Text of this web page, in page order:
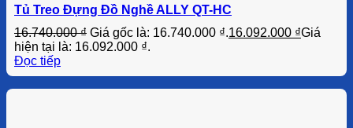
Tủ Treo Đựng Đồ Nghề ALLY QT-HC
16.740.000₫ Giá gốc là: 16.740.000 ₫.16.092.000 ₫Giá
hiện tại là: 16.092.000 ₫.
Đọc tiếp